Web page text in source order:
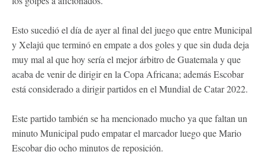
Esto sucedió el día de ayer al final del juego que entre Municipal
y Xelajú que terminó en empate a dos goles y que sin duda deja
muy mal al que hoy sería el mejor árbitro de Guatemala y que
acaba de venir de dirigir en la Copa Africana; además Escobar
está considerado a dirigir partidos en el Mundial de Catar 2022.
Este partido también se ha mencionado mucho ya que faltan un
minuto Municipal pudo empatar el marcador luego que Mario
Escobar dio ocho minutos de reposición.